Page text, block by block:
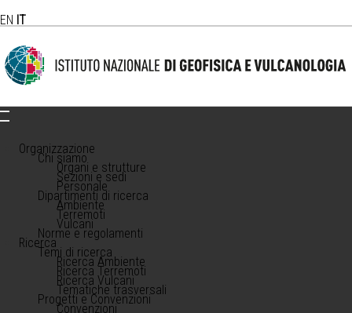
EN IT
Organizzazione
Chi siamo
Organi e strutture
Sezioni e sedi
Personale
Dipartimenti di ricerca
Ambiente
Terremoti
Vulcani
Norme e regolamenti
Ricerca
Temi di ricerca
Ricerca Ambiente
Ricerca Terremoti
Ricerca Vulcani
Tematiche trasversali
Progetti e Convenzioni
Convenzioni